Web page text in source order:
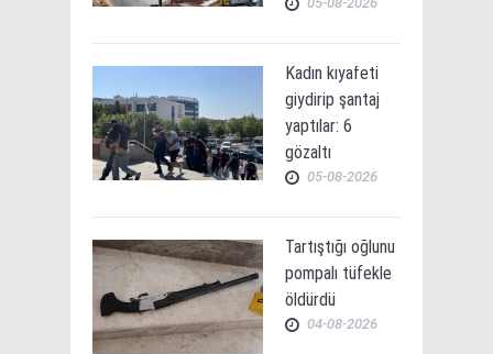
Kadın kıyafeti
giydirip şantaj
yaptılar: 6
gözaltı
05-08-2026
Tartıştığı oğlunu
pompalı tüfekle
öldürdü
04-08-2026